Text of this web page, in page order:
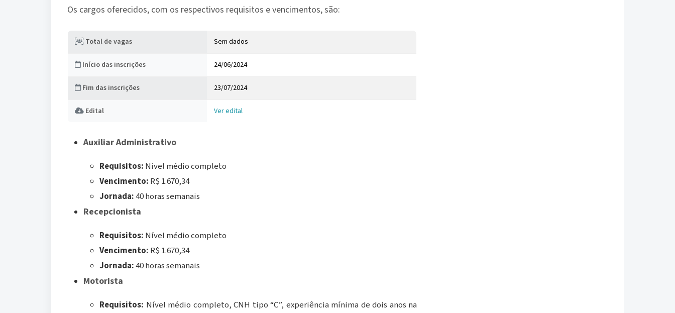
Os cargos oferecidos, com os respectivos requisitos e vencimentos, são:
Total de vagas Sem dados
Início das inscrições 24/06/2024
Fim das inscrições 23/07/2024
Edital Ver edital
Auxiliar Administrativo
Requisitos: Nível médio completo
Vencimento: R$ 1.670,34
Jornada:40 horas semanais
Recepcionista
Requisitos: Nível médio completo
Vencimento: R$ 1.670,34
Jornada:40 horas semanais
Motorista
Requisitos: Nível médio completo, CNH tipo “C”, experiência mínima de dois anos na